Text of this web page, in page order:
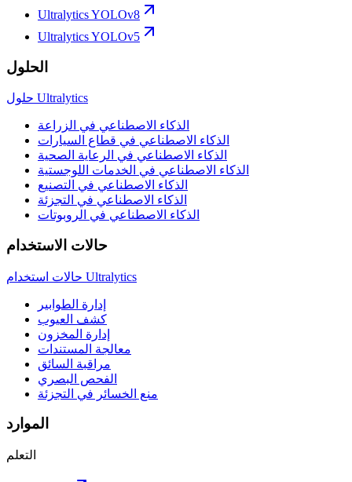
Ultralytics YOLOv8
Ultralytics YOLOv5
الحلول
حلول Ultralytics
الذكاء الاصطناعي في الزراعة
الذكاء الاصطناعي في قطاع السيارات
الذكاء الاصطناعي في الرعاية الصحية
الذكاء الاصطناعي في الخدمات اللوجستية
الذكاء الاصطناعي في التصنيع
الذكاء الاصطناعي في التجزئة
الذكاء الاصطناعي في الروبوتات
حالات الاستخدام
حالات استخدام Ultralytics
إدارة الطوابير
كشف العيوب
إدارة المخزون
معالجة المستندات
مراقبة السائق
الفحص البصري
منع الخسائر في التجزئة
الموارد
التعلم